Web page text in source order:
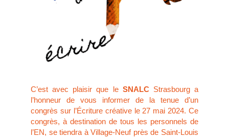
C’est avec plaisir que le SNALCStrasbourg a
l’honneur de vous informer de la tenue d’un
congrès sur l’Écriture créative le 27 mai 2024. Ce
congrès, à destination de tous les personnels de
l’EN, se tiendra à Village-Neuf près de Saint-Louis